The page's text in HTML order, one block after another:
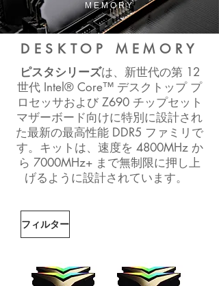
MEMORY
DESKTOP MEMORY
ピスタシリーズは、新世代の第 12
世代 Intel® Core™ デスクトップ プ
ロセッサおよび Z690 チップセット
マザーボード向けに特別に設計され
た最新の最高性能 DDR5 ファミリで
す。キットは、速度を 4800MHz か
ら 7000MHz+ まで無制限に押し上
げるように設計されています。
フィルター